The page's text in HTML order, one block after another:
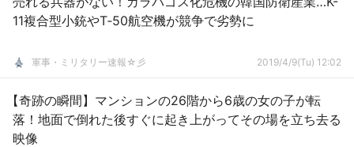
11複合型小銃やT‐50航空機が競争で劣勢に
軍事・ミリタリー速報☆彡 2019/4/9(Tu) 12:02
【奇跡の瞬間】マンションの26階から6歳の女の子が転
落！地面で倒れた後すぐに起き上がってその場を立ち去る
映像